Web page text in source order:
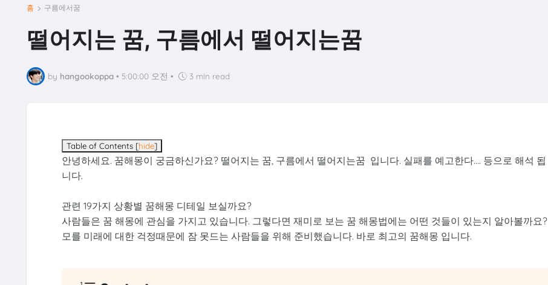
홈 구름에서꿈
떨어지는 꿈, 구름에서 떨어지는꿈
by hangookoppa • 5:00:00 오전 • 3 min read
Table of Contents [hide]
안녕하세요. 꿈해몽이 궁금하신가요? 떨어지는 꿈, 구름에서 떨어지는꿈 입니다. 실패를 예고한다.... 등으로 해석 됩
니다.
관련 19가지 상황별 꿈해몽 디테일 보실까요?
사람들은 꿈 해몽에 관심을 가지고 있습니다. 그렇다면 재미로 보는 꿈 해몽법에는 어떤 것들이 있는지 알아볼까요?
모를 미래에 대한 걱정때문에 잠 못드는 사람들을 위해 준비했습니다. 바로 최고의 꿈해몽 입니다.